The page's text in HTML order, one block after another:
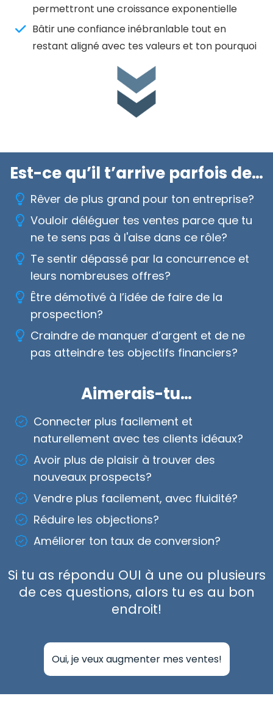
permettront une croissance exponentielle
Bâtir une confiance inébranlable tout en
restant aligné avec tes valeurs et ton pourquoi
Est-ce qu’il t’arrive parfois de…
Rêver de plus grand pour ton entreprise?
Vouloir déléguer tes ventes parce que tu
ne te sens pas à l'aise dans ce rôle?
Te sentir dépassé par la concurrence et
leurs nombreuses offres?
Être démotivé à l’idée de faire de la
prospection?
Craindre de manquer d’argent et de ne
pas atteindre tes objectifs financiers?
Aimerais-tu…
Connecter plus facilement et
naturellement avec tes clients idéaux?
Avoir plus de plaisir à trouver des
nouveaux prospects?
Vendre plus facilement, avec fluidité?
Réduire les objections?
Améliorer ton taux de conversion?
Si tu as répondu OUI à une ou plusieurs
de ces questions, alors tu es au bon
endroit!
Oui, je veux augmenter mes ventes!